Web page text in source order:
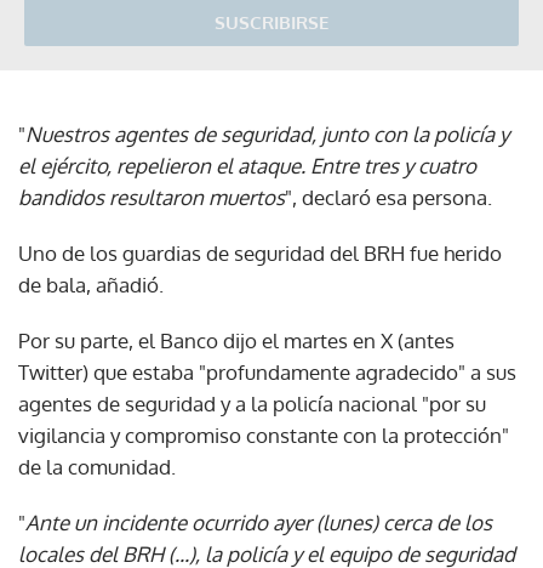
SUSCRIBIRSE
"Nuestros agentes de seguridad, junto con la policía y
el ejército, repelieron el ataque. Entre tres y cuatro
bandidos resultaron muertos", declaró esa persona.
Uno de los guardias de seguridad del BRH fue herido
de bala, añadió.
Por su parte, el Banco dijo el martes en X (antes
Twitter) que estaba "profundamente agradecido" a sus
agentes de seguridad y a la policía nacional "por su
vigilancia y compromiso constante con la protección"
de la comunidad.
"Ante un incidente ocurrido ayer (lunes) cerca de los
locales del BRH (...), la policía y el equipo de seguridad